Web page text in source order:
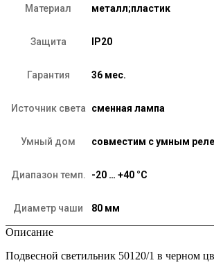
Материал металл;пластик
Защита IP20
Гарантия 36 мес.
Источник света сменная лампа
Умный дом совместим с умным реле
Диапазон темп. -20 … +40 °C
Диаметр чаши 80 мм
Описание
Подвесной светильник 50120/1 в черном